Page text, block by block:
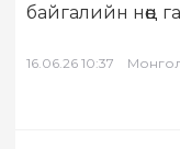
байгалийн
бүртгэгдлээ.
16.06.26 10:37